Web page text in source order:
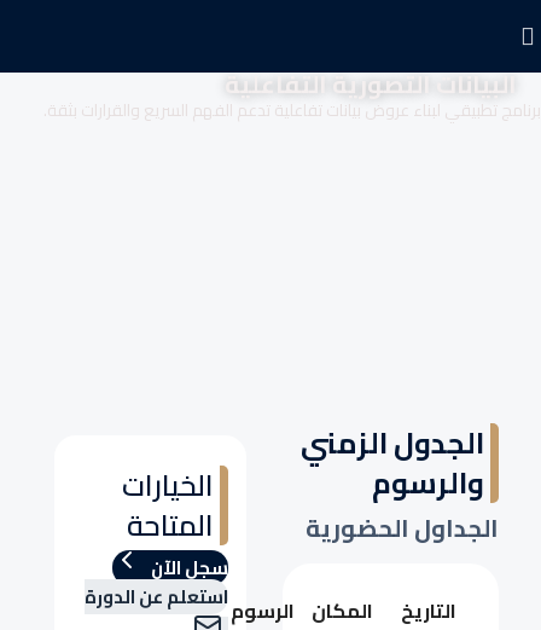
البيانات التصورية التفاعلية
برنامج تطبيقي لبناء عروض بيانات تفاعلية تدعم الفهم السريع والقرارات بثقة.
الخيارات
المتاحة
سجل الآن
استعلم عن الدورة
الجدول الزمني
والرسوم
الجداول الحضورية
التاريخ المكان الرسوم